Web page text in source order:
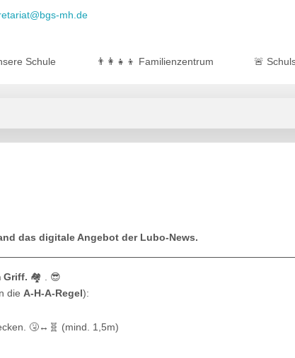
mh.de
Schule 👨‍👩‍👧‍👦 Familienzentrum 🚨
das digitale Angebot der Lubo-News.
Griff. 🏘 . 😎
die A-H-A-Regel):
🤧↔️🧬 (mind. 1,5m)